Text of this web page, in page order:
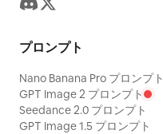
プロンプト
Nano Banana Pro プロンプト
GPT Image 2 プロンプト
Seedance 2.0 プロンプト
GPT Image 1.5 プロンプト